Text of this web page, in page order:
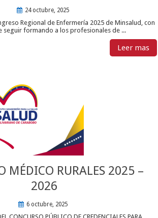
24 octubre, 2025
Regional de Enfermería 2025 de Minsalud, con
seguir formando a los profesionales de ...
Leer mas
MÉDICO RURALES 2025 –
2026
6 octubre, 2025